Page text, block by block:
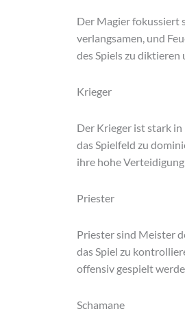
Der Magier fokussiert
verlangsamen, und
des Spiels zu diktieren
Krieger
Der Krieger ist stark
das Spielfeld zu
ihre hohe
Priester
Priester sind Meister
das Spiel zu
offensiv gespielt
Schamane